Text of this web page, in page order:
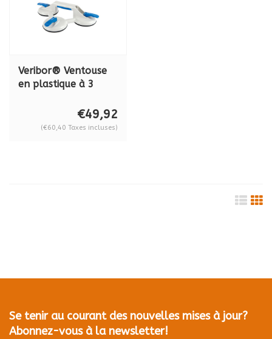
Veribor® Ventouse
en plastique à 3
€49,92
(€60,40 Taxes incluses)
Se tenir au courant des nouvelles mises à jour?
Abonnez-vous à la newsletter!